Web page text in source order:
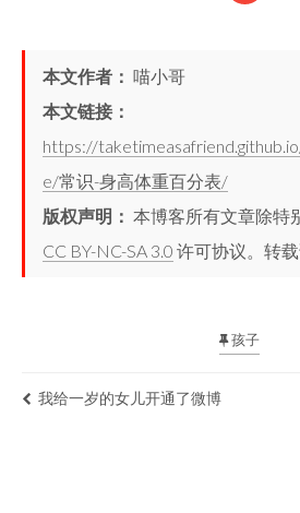
本文作者： 喵小哥
本文链接：
https://
e/常识-身高体重百分表/
版权声明： 本博客所有文章除特
CC BY-NC-SA 3.0 许可协议。转
孩子
我给一岁的女儿开通了微博